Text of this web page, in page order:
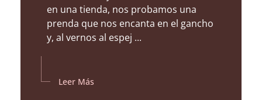
en una tienda, nos probamos una
prenda que nos encanta en el gancho
y, al vernos al espej ...
Leer Más